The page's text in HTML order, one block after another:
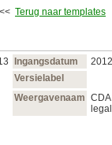
<< Terug naar templates
Ingangsdatum
Versielabel
Weergavenaam CDA